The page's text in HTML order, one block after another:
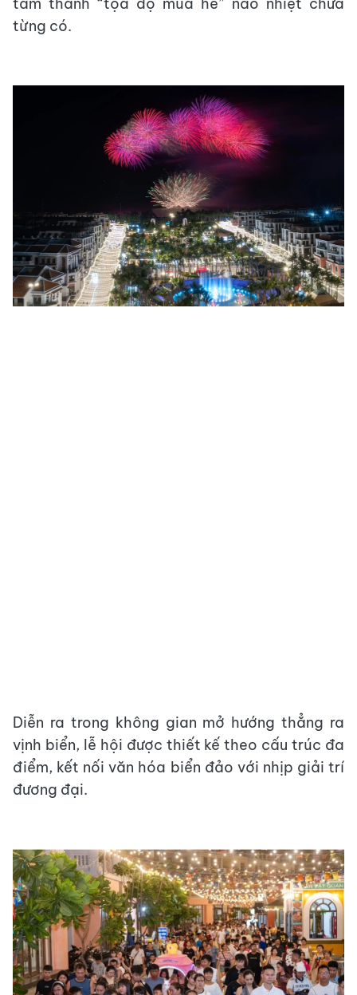
từng có.
Diễn ra trong không gian mở hướng thẳng ra
vịnh biển, lễ hội được thiết kế theo cấu trúc đa
điểm, kết nối văn hóa biển đảo với nhịp giải trí
đương đại.